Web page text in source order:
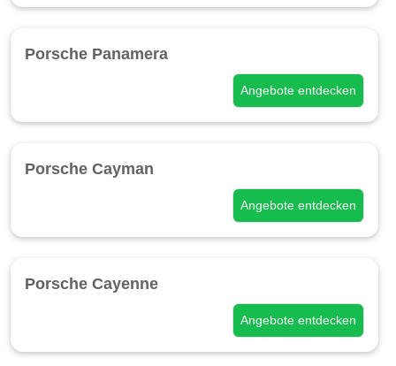
Porsche Panamera
Angebote entdecken
Porsche Cayman
Angebote entdecken
Porsche Cayenne
Angebote entdecken